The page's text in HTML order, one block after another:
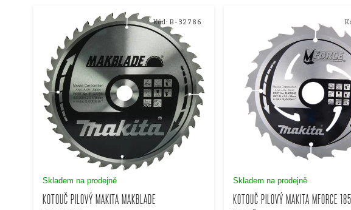
e
n
í
r
KOTOUČ PILOVÝ MAKITA MAKBLADE
Skladem na prodejně
Kód: B-32786
KOTOUČ PILOVÝ MAKITA MFORCE
Skladem na prodejně